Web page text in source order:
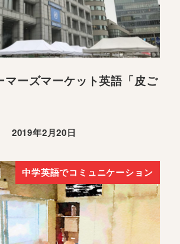
マーズマーケット英語「皮ご
2019年2月20日
中学英語でコミュニケーション